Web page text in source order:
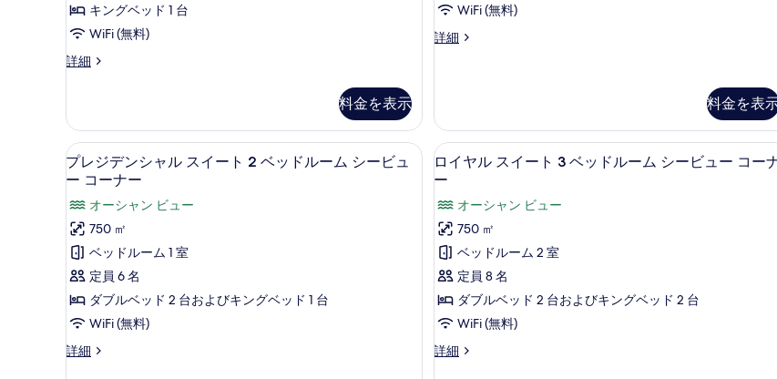
ト
1
ベ
ル
ー
ム
の
す
べ
て
の
写
真
キングベッド 1 台
WiFi (無料)
詳細
ジ
ス
イ
ー
ト
ベ
ッ
ド
ル
ー
の
詳
料金を表示
ス
イ
ベ
ッ
ド
ル
ー
ム
の
す
べ
て
WiFi (無料)
詳細
エ
ィ
ブ
ス
イ
ー
ト
ベ
ッ
ド
ル
ー
ム
の
詳
料金を表
プ
レ
ジ
デ
ン
シ
ャ
ル
ス
エジプト綿のシーツ、高級寝具、羽毛の掛け布団、ピロートップベッド
11
プレジデンシャル スイート 2 ベッドルーム シービュ
ー コーナー
オーシャン ビュー
750 ㎡
ベッドルーム 1 室
定員 6 名
ダブルベッド 2 台およびキングベッド 1 台
WiFi (無料)
詳細
プ
ロ
イ
ヤ
ル
ス
イ
ー
ト
3
ベ
エジプト綿のシーツ、高級寝
11
ロイヤル スイート 3 ベッドルーム シービュー コー
ー
オーシャン ビュー
750 ㎡
ベッドルーム 2 室
定員 8 名
ダブルベッド 2 台およびキングベッド 2 台
WiFi (無料)
詳細
ロ